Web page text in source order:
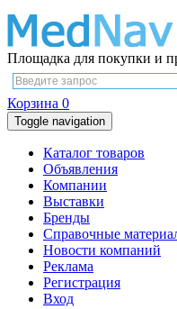
Площадка для покупки и
Корзина 0
Toggle navigation
Каталог товаров
Объявления
Компании
Выставки
Бренды
Справочные
Новости компаний
Реклама
Регистрация
Вход